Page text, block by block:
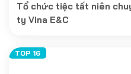
Tổ chức tiệc tất niên
ty Vina E&C